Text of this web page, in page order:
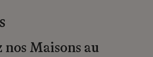
nos Maisons au